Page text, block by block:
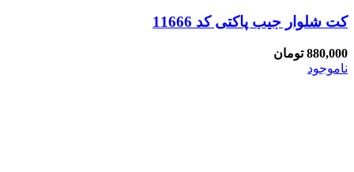
کت شلوار جیب پاکتی کد 11666
880,000 تومان
ناموجود